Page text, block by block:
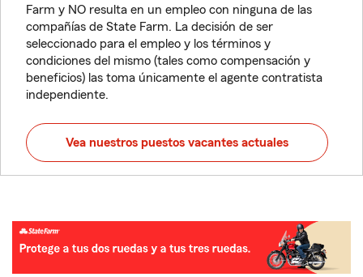
Farm y NO resulta en un empleo con ninguna de las
compañías de State Farm. La decisión de ser
seleccionado para el empleo y los términos y
condiciones del mismo (tales como compensación y
beneficios) las toma únicamente el agente contratista
independiente.
Vea nuestros puestos vacantes actuales